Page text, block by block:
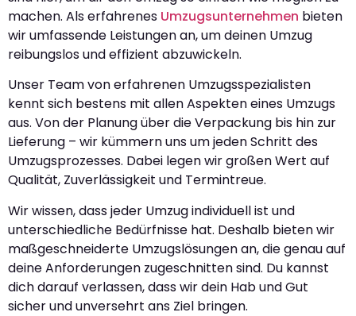
machen. Als erfahrenes Umzugsunternehmen bieten
wir umfassende Leistungen an, um deinen Umzug
reibungslos und effizient abzuwickeln.
Unser Team von erfahrenen Umzugsspezialisten
kennt sich bestens mit allen Aspekten eines Umzugs
aus. Von der Planung über die Verpackung bis hin zur
Lieferung – wir kümmern uns um jeden Schritt des
Umzugsprozesses. Dabei legen wir großen Wert auf
Qualität, Zuverlässigkeit und Termintreue.
Wir wissen, dass jeder Umzug individuell ist und
unterschiedliche Bedürfnisse hat. Deshalb bieten wir
maßgeschneiderte Umzugslösungen an, die genau auf
deine Anforderungen zugeschnitten sind. Du kannst
dich darauf verlassen, dass wir dein Hab und Gut
sicher und unversehrt ans Ziel bringen.